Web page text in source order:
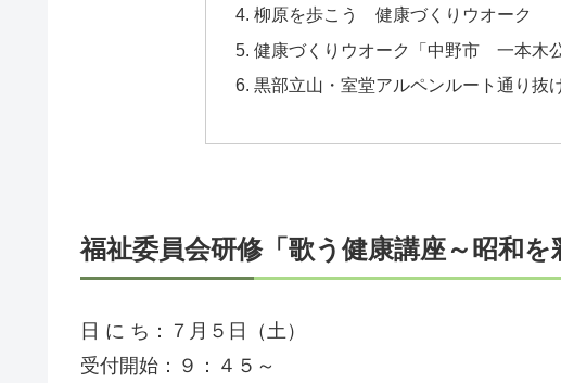
柳原を歩こう 健康づくりウオーク
健康づくりウオーク「中野市 一本木
黒部立山・室堂アルペンルート通り
福祉委員会研修「歌う健康講座～昭和を
日 に ち：７月５日（土）
受付開始：９：４５～